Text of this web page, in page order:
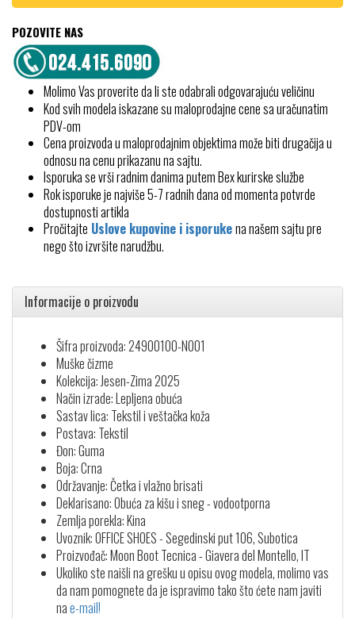
POZOVITE NAS
Molimo Vas proverite da li ste odabrali odgovarajuću veličinu
Kod svih modela iskazane su maloprodajne cene sa uračunatim
PDV-om
Cena proizvoda u maloprodajnim objektima može biti drugačija u
odnosu na cenu prikazanu na sajtu.
Isporuka se vrši radnim danima putem Bex kurirske službe
Rok isporuke je najviše 5-7 radnih dana od momenta potvrde
dostupnosti artikla
Pročitajte Uslove kupovine i isporukena našem sajtu pre
nego što izvršite narudžbu.
Informacije o proizvodu
Šifra proizvoda: 24900100-N001
Muške čizme
Kolekcija: Jesen-Zima 2025
Način izrade: Lepljena obuća
Sastav lica: Tekstil i veštačka koža
Postava: Tekstil
Đon: Guma
Boja: Crna
Održavanje: Četka i vlažno brisati
Deklarisano: Obuća za kišu i sneg - vodootporna
Zemlja porekla: Kina
Uvoznik: OFFICE SHOES - Segedinski put 106, Subotica
Proizvođač: Moon Boot Tecnica - Giavera del Montello, IT
Ukoliko ste naišli na grešku u opisu ovog modela, molimo vas
da nam pomognete da je ispravimo tako što ćete nam javiti
nae-mail!